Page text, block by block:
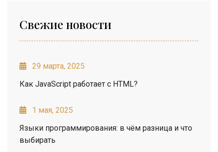
Свежие новости
29 марта, 2025
Как JavaScript работает с HTML?
1 мая, 2025
Языки программирования: в чём разница и что
выбирать